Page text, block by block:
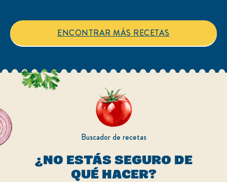
ENCONTRAR MÁS RECETAS
Buscador de recetas
¿NO ESTÁS SEGURO DE
QUÉ HACER?